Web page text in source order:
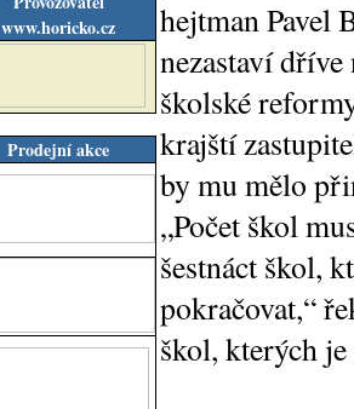
www.horicko.cz
Prodejní akce
hejtman Pavel
nezastaví
školské
krajští
by mu mělo
„Počet škol
šestnáct škol,
pokračovat,“
škol, kterých